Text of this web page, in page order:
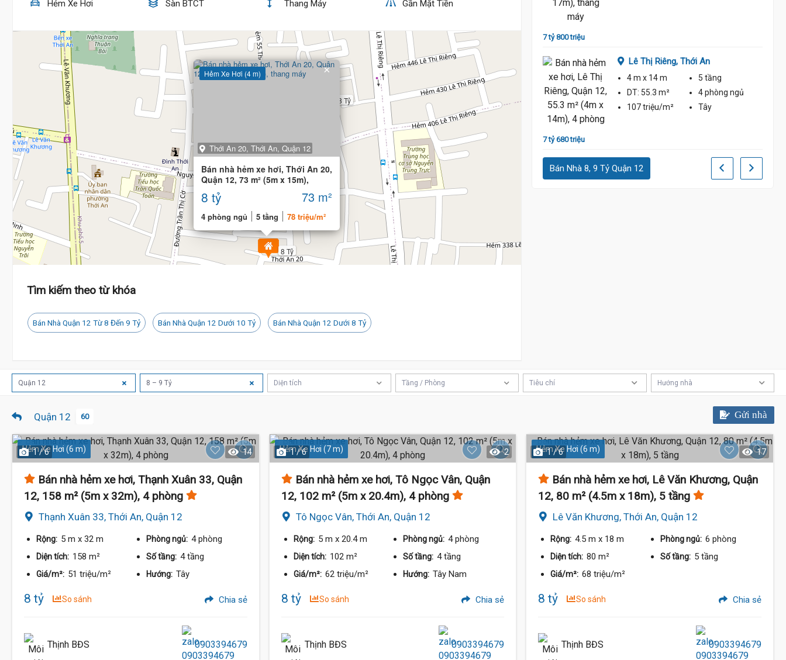
Hẻm Xe Hơi Sàn BTCT Thang Máy Gần Mặt Tiền
8 Tỷ
8 Tỷ
Hẻm Xe Hơi (4 m)
Thới An 20, Thới An, Quận 12
Bán nhà hẻm xe hơi, Thới An 20,
Quận 12, 73 m² (5m x 15m),
thang máy
8 tỷ 73 m²
4 phòng ngủ 5 tầng 78 triệu/m²
×
Tìm kiếm theo từ khóa
Bán Nhà Quận 12 Từ 8 Đến 9 Tỷ Bán Nhà Quận 12 Dưới 10 Tỷ Bán Nhà Quận 12 Dưới 8 Tỷ
6 tỷ 300 triệu
Thạnh Xuân 47,Thới An
4 mx 14 m
5 tầng
4 phòngngủ
87 triệu/m²
Đông Nam
7 tỷ 800 triệu
7 tỷ 680 triệu
Lê Thị Riêng, Thới An
4 m x 14 m
5 tầng
DT: 55.3 m² 4 phòng ngủ
107 triệu/m²
Tây
Bán Nhà 8, 9 Tỷ Quận 12
Quận 12 8 – 9 Tỷ Diện tích Tầng / Phòng Tiêu chí Hướng nhà
Gửi nhà
Quận 12 60
Hẻm Xe Hơi (6 m)
1 / 6 14
Bán nhà hẻm xe hơi, Thạnh Xuân 33, Quận
12, 158 m² (5m x 32m), 4 phòng
Thạnh Xuân 33, Thới An, Quận 12
Rộng: 5 m x 32 m Phòng ngủ: 4 phòng
Diện tích: 158 m² Số tầng: 4 tầng
Giá/m²: 51 triệu/m² Hướng: Tây
8 tỷ So sánh Chia sẻ
Thịnh BĐS 0903394679
Hẻm Xe Hơi (7 m)
1 / 6 2
Bán nhà hẻm xe hơi, Tô Ngọc Vân, Quận
12, 102 m² (5m x 20.4m), 4 phòng
Tô Ngọc Vân, Thới An, Quận 12
Rộng: 5 m x 20.4 m Phòng ngủ: 4 phòng
Diện tích: 102 m² Số tầng: 4 tầng
Giá/m²: 62 triệu/m² Hướng: Tây Nam
8 tỷ So sánh Chia sẻ
Thịnh BĐS 0903394679
Hẻm Xe Hơi (6 m)
1 / 6 17
Bán nhà hẻm xe hơi, Lê Văn Khương, Quận
12, 80 m² (4.5m x 18m), 5 tầng
Lê Văn Khương, Thới An, Quận 12
Rộng: 4.5 m x 18 m Phòng ngủ: 6 phòng
Diện tích: 80 m² Số tầng: 5 tầng
Giá/m²: 68 triệu/m²
8 tỷ So sánh Chia sẻ
Thịnh BĐS 0903394679